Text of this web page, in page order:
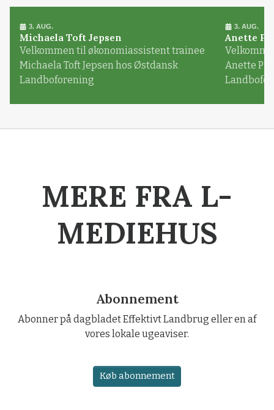
3. AUG.
Michaela Toft Jepsen
Velkommen til økonomiassistent trainee
Michaela Toft Jepsen hos Østdansk
Landboforening
3. AUG.
Anette
Anette
MERE FRA L-
MEDIEHUS
Abonnement
Abonner på dagbladet Effektivt Landbrug eller en af
vores lokale ugeaviser.
Køb abonnement